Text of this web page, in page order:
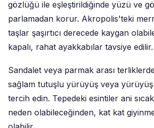
gözlüğü ile eşleştirildiğinde yüzü ve
parlamadan korur. Akropolis'teki
taşlar şaşırtıcı derecede kaygan
kapalı, rahat ayakkabılar tavsiye edilir.
Sandalet veya parmak arası
sağlam tutuşlu yürüyüş veya yürüyüş
tercih edin. Tepedeki esintiler ani
neden olabileceğinden, kat kat